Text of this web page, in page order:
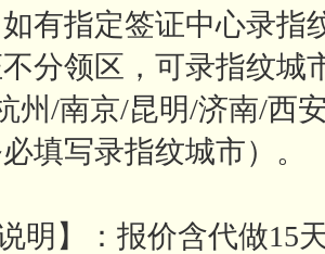
有指定签证中心录指
分领区，可录指纹城
州/南京/昆明/济南/西
填写录指纹城市）。
明】：报价含代做15